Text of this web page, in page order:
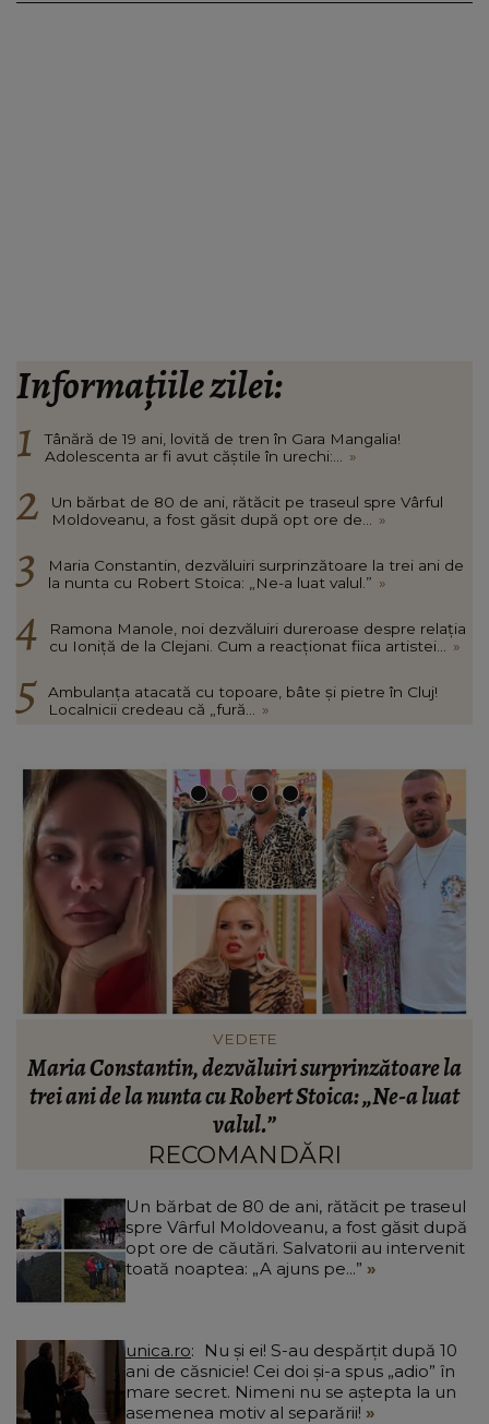
Informațiile zilei:
Tânără de 19 ani, lovită de tren în Gara Mangalia!
Adolescenta ar fi avut căștile în urechi:... »
Un bărbat de 80 de ani, rătăcit pe traseul spre Vârful
Moldoveanu, a fost găsit după opt ore de... »
Maria Constantin, dezvăluiri surprinzătoare la trei ani de
la nunta cu Robert Stoica: „Ne-a luat valul.” »
Ramona Manole, noi dezvăluiri dureroase despre relația
cu Ioniță de la Clejani. Cum a reacționat fiica artistei... »
Ambulanța atacată cu topoare, bâte și pietre în Cluj!
Localnicii credeau că „fură... »
VEDETE
Ramona Manole, noi dezvăluiri dureroase despre
relația cu Ioniță de la Clejani. Cum a reacționat
fiica artistei când bunicul ei le-ar fi ignorat:
„Puteam să fiu moartă...”
RECOMANDĂRI
Un bărbat de 80 de ani, rătăcit pe traseul
spre Vârful Moldoveanu, a fost găsit după
opt ore de căutări. Salvatorii au intervenit
toată noaptea: „A ajuns pe...”
unica.ro
ani de căsnicie! Cei doi și-a spus „adio” în
mare secret. Nimeni nu se aștepta la un
asemenea motiv al separării!